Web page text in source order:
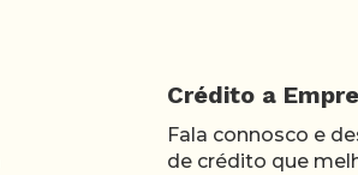
Crédito a
Fala connosco e
de crédito que